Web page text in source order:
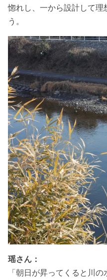
惚れし、一から設計して
う。
瑶さん：
「朝日が昇ってくると川の